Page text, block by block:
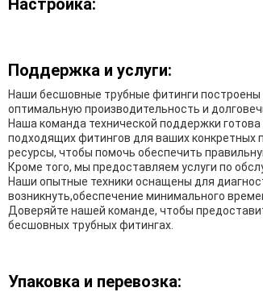
Настройка:
Поддержка и услуги:
Наши бесшовные трубные фитинги
оптимальную производительность и
Наша команда технической поддержки
подходящих фитингов для ваших конкретных
ресурсы, чтобы помочь обеспечить
Кроме того, мы предоставляем услуги по
Наши опытные техники оснащены для
возникнуть,обеспечение минимального
Доверяйте нашей команде, чтобы
бесшовных трубных фитингах.
Упаковка и перевозка: